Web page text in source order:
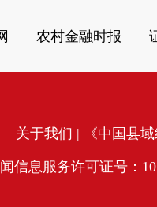
农村金融时报
关于我们 | 《中国县
信息服务许可证号：